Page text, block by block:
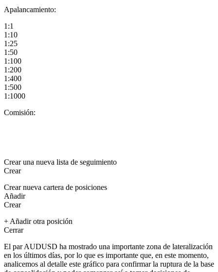
Apalancamiento:
1:1
1:10
1:25
1:50
1:100
1:200
1:400
1:500
1:1000
Comisión:
Crear una nueva lista de seguimiento
Crear
Crear nueva cartera de posiciones
Añadir
Crear
+ Añadir otra posición
Cerrar
El parAUDUSD ha mostrado una importante zona de lateralización
en los últimos días, por lo que es importante que, en este momento,
analicemos al detalle este gráfico para confirmar la ruptura de la base